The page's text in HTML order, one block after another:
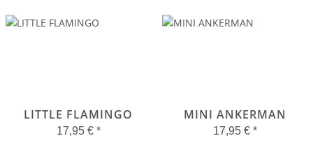
LITTLE FLAMINGO
17,95 € *
MINI ANKERMAN
17,95 € *